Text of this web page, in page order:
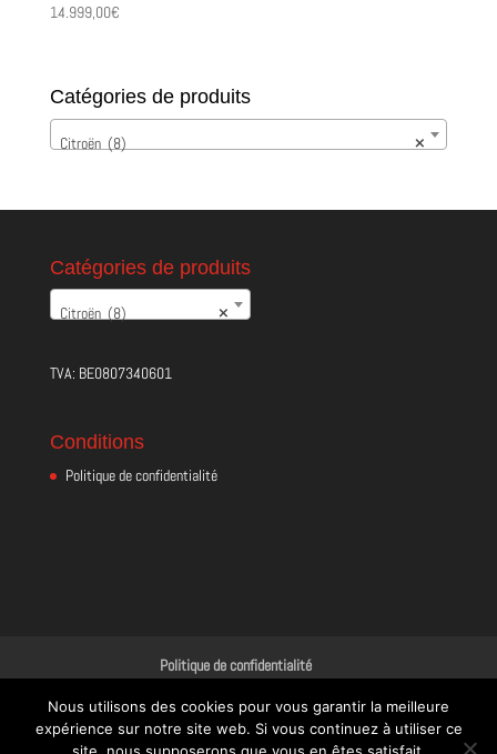
14.999,00€
Catégories de produits
×
Citroën (8)
Catégories de produits
×
Citroën (8)
TVA: BE0807340601
Conditions
Politique de confidentialité
Politique de confidentialité
Nous utilisons des cookies pour vous garantir la meilleure
expérience sur notre site web. Si vous continuez à utiliser ce